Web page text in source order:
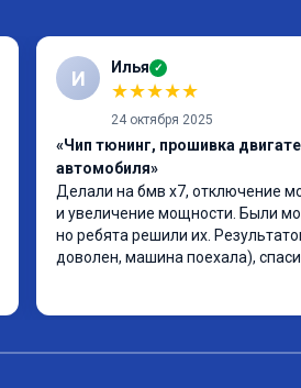
И Илья ✓
★★★★★
24 октября 2025
«Чип тюнинг, прошивка
автомобиля»
Делали на бмв х7, отключение
и увеличение мощности. Были
но ребята решили их.
доволен, машина поехала),